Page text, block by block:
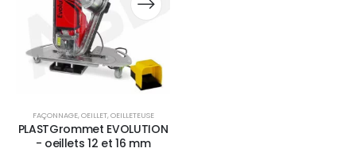
FAÇONNAGE,OEILLET,OEILLETEUSE
PLASTGrommet EVOLUTION
- oeillets 12 et 16 mm